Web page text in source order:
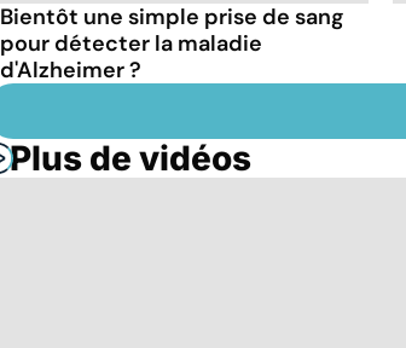
Bientôt une simple prise de sang
pour détecter la maladie
d'Alzheimer ?
Plus de vidéos